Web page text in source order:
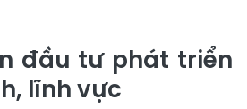
đầu tư phát triển
lĩnh vực